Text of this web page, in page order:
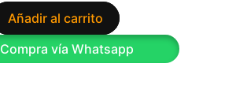
Añadir al carrito
Compra vía Whatsapp